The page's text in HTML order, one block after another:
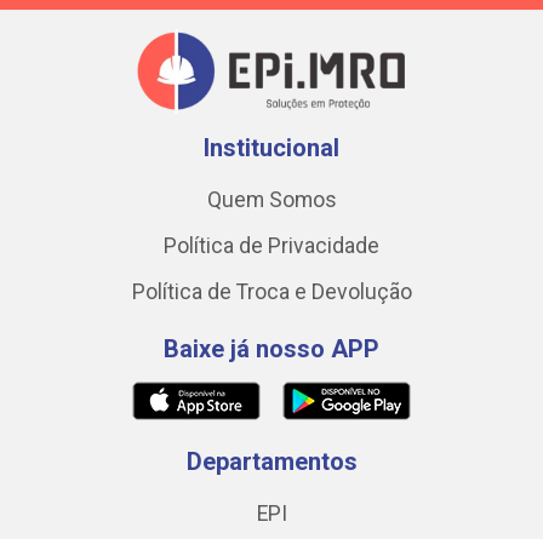
Institucional
Quem Somos
Política de Privacidade
Política de Troca e Devolução
Baixe já nosso APP
Departamentos
EPI